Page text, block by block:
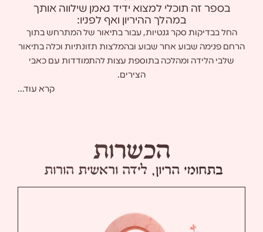
בספר זה תוכלי למצוא ידיד נאמן שילווה אותך
במהלך ההיריון ואף לפניו:
החל בבדיקות סקר גנטיות, עבור בתיאור של המתרחש בתוך
הרחם פנימה שבוע אחר שבוע ובהמלצות תזונתיות וכלה בתיאור
שלבי הלידה ומהלכה בתוספת עצות להתמודדות עם כאבי
הצירים.
קרא עוד...
הכשרות
בתחומי הריון, לידה וראשית הורות